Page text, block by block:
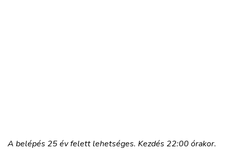
A belépés 25 év felett lehetséges. Kezdés 22:00 órakor.